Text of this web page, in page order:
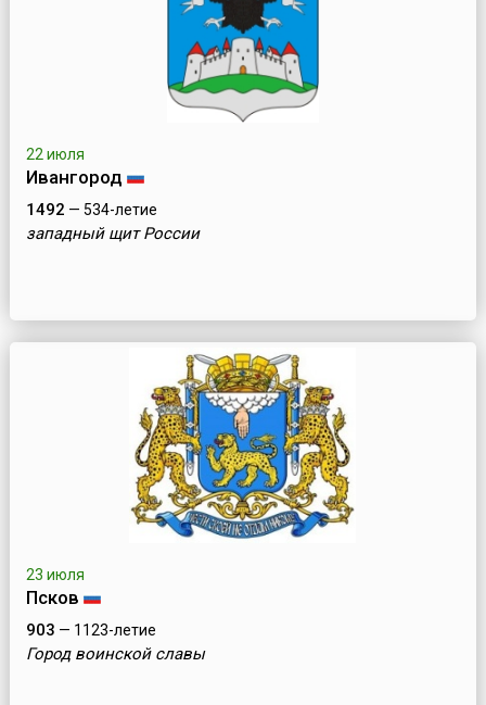
22 июля
Ивангород
1492 — 534-летие
западный щит России
23 июля
Псков
903 — 1123-летие
Город воинской славы